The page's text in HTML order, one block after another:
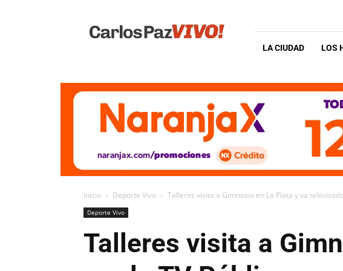
Vivo
LA CIUDAD LOS
Inicio Deporte Vivo Talleres visita a Gimnasia en La Plata y va
Deporte Vivo
Talleres visita a